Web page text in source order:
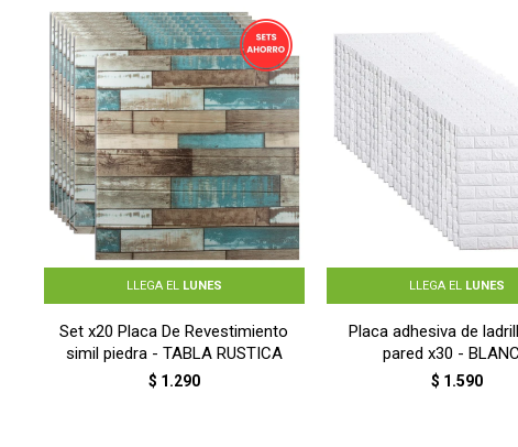
LLEGA EL LUNES
Set x20 Placa De Revestimiento
simil piedra - TABLA RUSTICA
$ 1.290
LLEGA EL LUNES
Placa adhesiva de
pared x30 -
$ 1.590